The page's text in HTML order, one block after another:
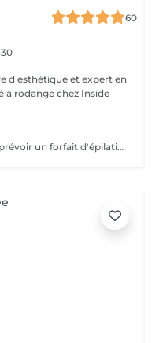
60
d esthétique et expert en
à rodange chez Inside
Votre bilan est indispensable pour prévoir un forfait d'épilation par Électrolyse. Il permettra de vous expliquer comment cela fonctionne ainsi de personnaliser votre forfait en fonction de vos besoins et de votre budget. L'électrolyse est une technique d'épilation définitive sur : Poils blancs,roux,noirs Peaux blanches,noires,métissées Zones tatouées Fin de protocoles IPL Duvets fins Zones hormonales femmes Votre bilan vous sera offert lors de la souscription d'un abonnement.